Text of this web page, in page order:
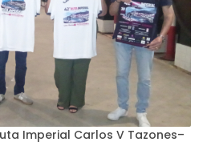
Imperial Carlos V Tazones–